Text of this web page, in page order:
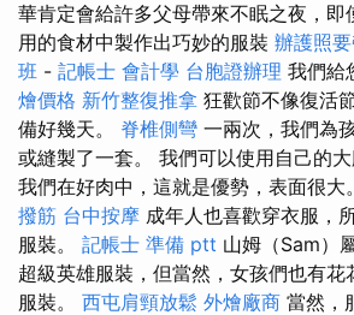
華肯定會給許多父母帶來不眠之夜，即
用的食材中製作出巧妙的服裝 辦護照
班 - 記帳士 會計學 台胞證辦理 我們給
燴價格 新竹整復推拿 狂歡節不像復活
備好幾天。 脊椎側彎 一兩次，我們為
或縫製了一套。 我們可以使用自己的
我們在好肉中，這就是優勢，表面很大
撥筋 台中按摩 成年人也喜歡穿衣服，
服裝。 記帳士 準備 ptt 山姆（Sam）
超級英雄服裝，但當然，女孩們也有花
服裝。 西屯肩頸放鬆 外燴廠商 當然，